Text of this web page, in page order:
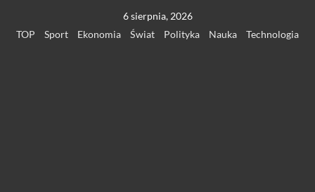
6 sierpnia, 2026
TOP
Sport Ekonomia Świat Polityka Nauka Technologia